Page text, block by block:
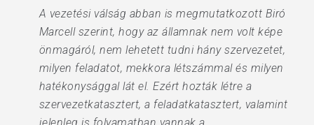
A vezetési válság abban is megmutatkozott Biró
Marcell szerint, hogy az államnak nem volt képe
önmagáról, nem lehetett tudni hány szervezetet,
milyen feladatot, mekkora létszámmal és milyen
hatékonysággal lát el. Ezért hozták létre a
szervezetkatasztert, a feladatkatasztert, valamint